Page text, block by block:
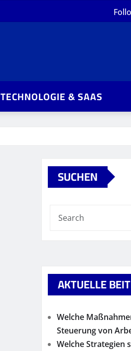
TECHNOLOGIE & SAAS
SUCHEN
AKTUELLE
Welche
Steuerung von
Welche Strategien